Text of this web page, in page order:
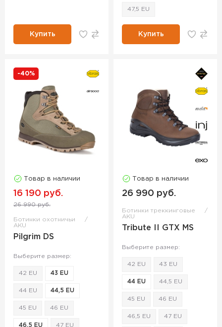
Купить
47,5 EU
Купить
-40%
Товар в наличии
16 190 руб.
26 990 руб.
Ботинки охотничьи
AKU
Pilgrim DS
Выберите размер:
42 EU 43 EU
44 EU 44,5 EU
45 EU 46 EU
46,5 EU 47 EU
Товар в наличии
26 990 руб.
Ботинки треккинговые
AKU
Tribute II GTX MS
Выберите размер:
42 EU 43 EU
44 EU 44,5 EU
45 EU 46 EU
46,5 EU 47 EU